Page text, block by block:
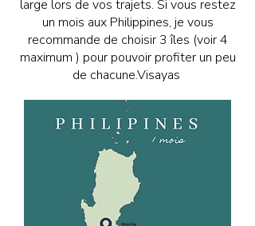
large lors de vos trajets. Si vous restez
un mois aux Philippines, je vous
recommande de choisir 3 îles (voir 4
maximum ) pour pouvoir profiter un peu
de chacune.Visayas